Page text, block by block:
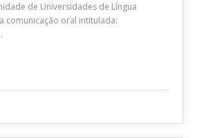
de Universidades de Língua
da comunicação oral intitulada: